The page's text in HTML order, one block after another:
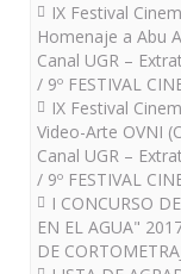
IX Festival
Homenaje a Abu
Canal UGR –
/ 9º FESTIVAL
IX Festival
Video-Arte OVNI
Canal UGR –
/ 9º FESTIVAL
I CONCURSO
EN EL AGUA"
DE